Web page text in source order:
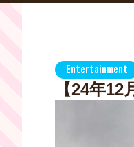
Entertainment
【24年